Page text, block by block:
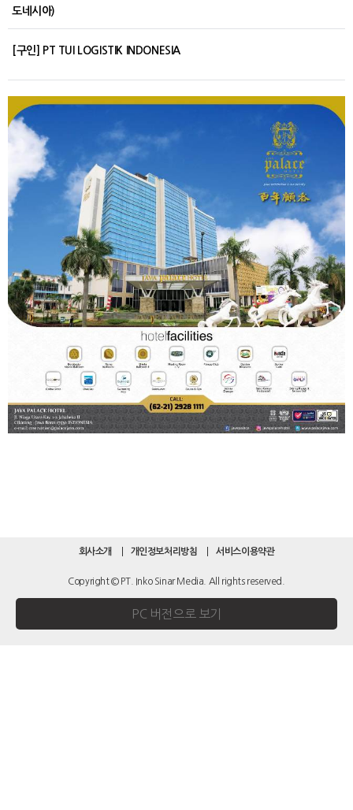
도네시아)
[구인] PT TUI LOGISTIK INDONESIA
회사소개 개인정보처리방침 서비스이용약관
Copyright © PT. Inko Sinar Media. All rights reserved.
PC 버전으로 보기